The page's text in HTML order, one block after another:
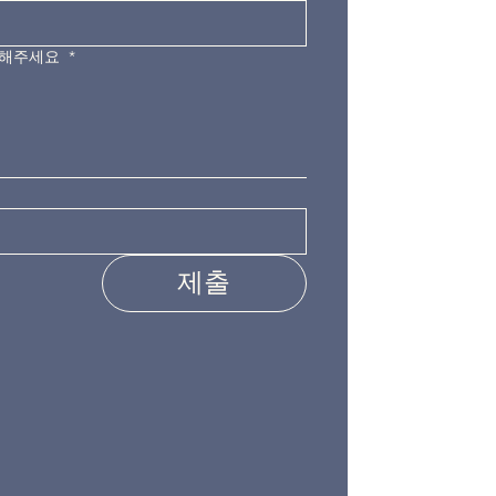
주세요 *
제출